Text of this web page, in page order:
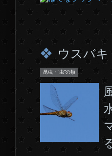
ウスバ
昆虫・“虫”の類